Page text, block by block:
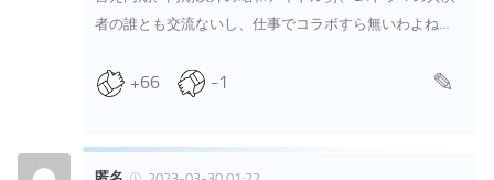
者の誰とも交流ないし、仕事でコラボすら無いわよね…
+66 -1